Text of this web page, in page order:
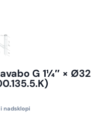
G 1¼″ × Ø32
nadsklopi